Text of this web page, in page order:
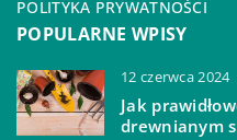
POLITYKA PRYWATNOŚCI
POPULARNE WPISY
12 czerwca 2024
Jak
drewnianym